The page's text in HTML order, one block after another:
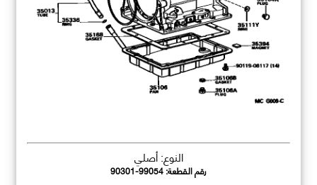
النوع: أصلي
رقم القطعة:90301-99054